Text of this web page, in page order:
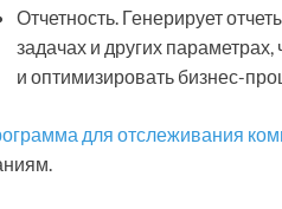
Отчетность. Генерирует
задачах и других
и оптимизировать бизнес-
для отслеживания